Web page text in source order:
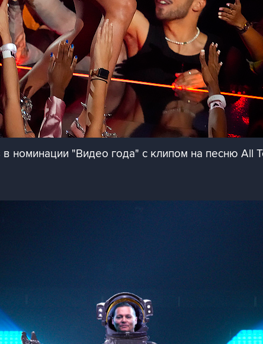
номинации "Видео года" с клипом на песню All